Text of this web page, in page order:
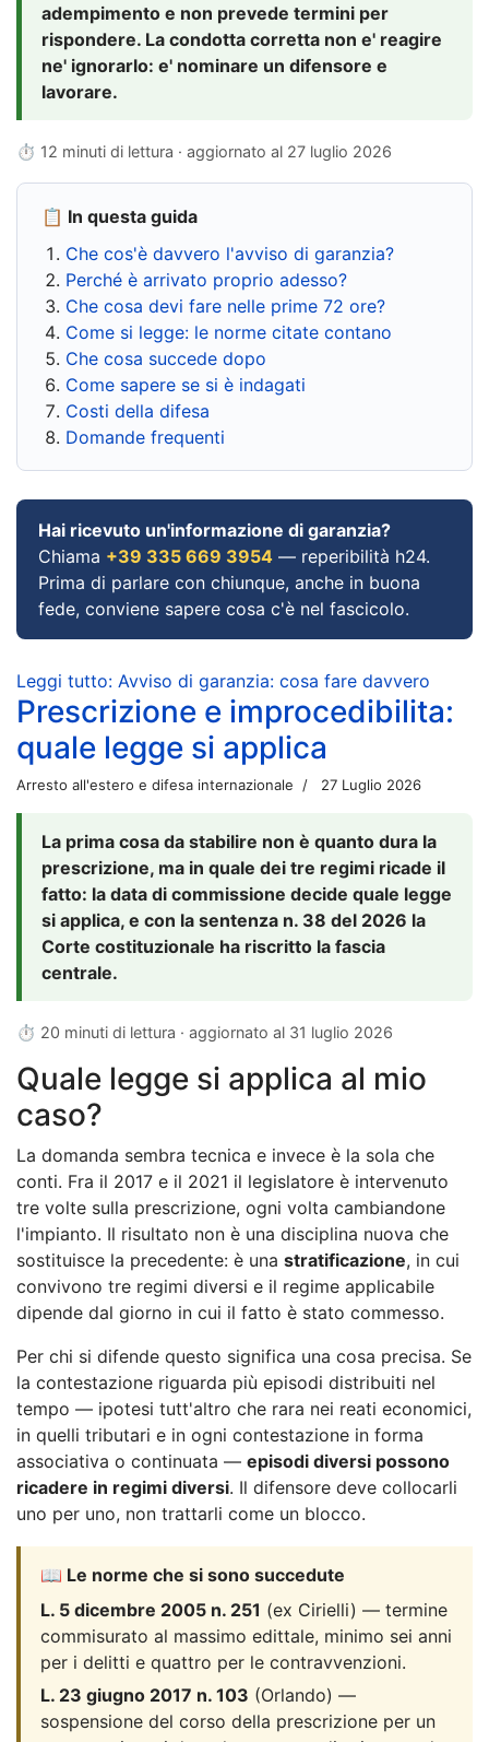
adempimento e non prevede termini per
rispondere. La condotta corretta non e' reagire
ne' ignorarlo: e' nominare un difensore e
lavorare.
⏱ 12 minuti di lettura · aggiornato al 27 luglio 2026
📋 In questa guida
Che cos'è davvero l'avviso di garanzia?
Perché è arrivato proprio adesso?
Che cosa devi fare nelle prime 72 ore?
Come si legge: le norme citate contano
Che cosa succede dopo
Come sapere se si è indagati
Costi della difesa
Domande frequenti
Hai ricevuto un'informazione di garanzia?
Chiama +39 335 669 3954 — reperibilità h24.
Prima di parlare con chiunque, anche in buona
fede, conviene sapere cosa c'è nel fascicolo.
Leggi tutto: Avviso di garanzia: cosa fare davvero
Prescrizione e improcedibilita:
quale legge si applica
Arresto all'estero e difesa internazionale 27 Luglio 2026
La prima cosa da stabilire non è quanto dura la
prescrizione, ma in quale dei tre regimi ricade il
fatto: la data di commissione decide quale legge
si applica, e con la sentenza n. 38 del 2026 la
Corte costituzionale ha riscritto la fascia
centrale.
⏱ 20 minuti di lettura · aggiornato al 31 luglio 2026
Quale legge si applica al mio
caso?
La domanda sembra tecnica e invece è la sola che
conti. Fra il 2017 e il 2021 il legislatore è intervenuto
tre volte sulla prescrizione, ogni volta cambiandone
l'impianto. Il risultato non è una disciplina nuova che
sostituisce la precedente: è una stratificazione, in cui
convivono tre regimi diversi e il regime applicabile
dipende dal giorno in cui il fatto è stato commesso.
Per chi si difende questo significa una cosa precisa. Se
la contestazione riguarda più episodi distribuiti nel
tempo — ipotesi tutt'altro che rara nei reati economici,
in quelli tributari e in ogni contestazione in forma
associativa o continuata — episodi diversi possono
ricadere in regimi diversi. Il difensore deve collocarli
uno per uno, non trattarli come un blocco.
📖 Le norme che si sono succedute
L. 5 dicembre 2005 n. 251 (ex Cirielli) — termine
commisurato al massimo edittale, minimo sei anni
per i delitti e quattro per le contravvenzioni.
L. 23 giugno 2017 n. 103 (Orlando) —
sospensione del corso della prescrizione per un